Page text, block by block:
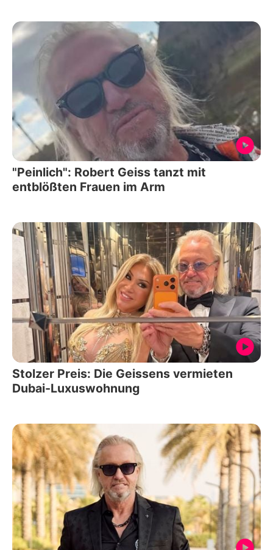
"Peinlich": Robert Geiss tanzt mit
entblößten Frauen im Arm
Stolzer Preis: Die Geissens vermieten
Dubai-Luxuswohnung